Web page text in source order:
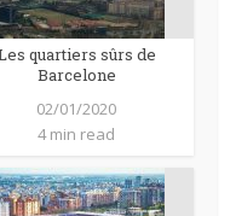
quartiers sûrs de
Barcelone
02/01/2020
4 min read